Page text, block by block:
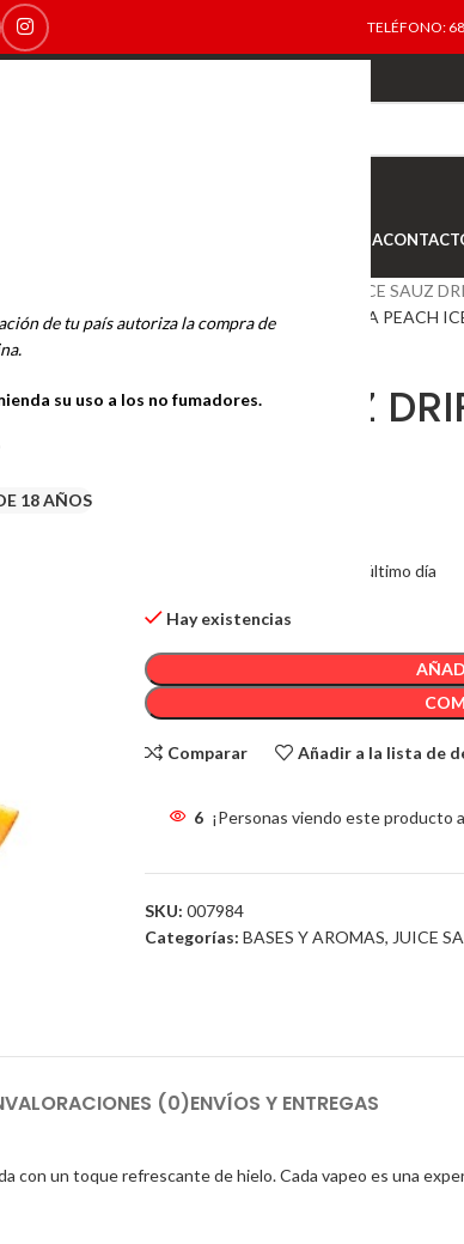
de tu país autoriza la compra de
su uso a los no fumadores.
18 AÑOS
TELÉFONO:
TIENDA
JUICE SAUZ
JUICE SAUZ DRIFTER AROMA PEACH
JUICE SAUZ
Artículos Vendido en el último día
Hay existencias
Comparar Añadir a la lista de
6 ¡Personas viendo este producto
SKU: 007984
Categorías: BASES Y AROMAS, JUICE
VALORACIONES (0)ENVÍOS Y ENTREGAS
con un toque refrescante de hielo. Cada vapeo es una